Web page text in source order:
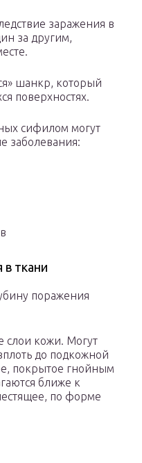
заражения в
за другим,
шанкр, который
поверхностях.
сифилом могут
заболевания:
в ткани
поражения
слои кожи. Могут
до подкожной
покрытое гнойным
ближе к
по форме